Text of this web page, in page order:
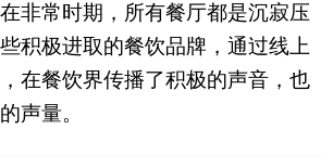
非常时期，所有餐厅都是沉寂压
积极进取的餐饮品牌，通过线上
在餐饮界传播了积极的声音，也
声量。